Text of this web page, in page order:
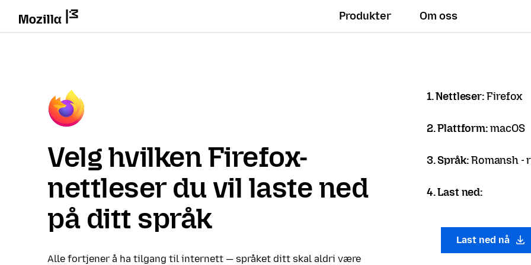
Produkter Om oss
Velg hvilken Firefox-
nettleser du vil laste ned
på ditt språk
Alle fortjener å ha tilgang til internett — språket ditt skal aldri være
1. Nettleser:Firefox
2. Plattform:macOS
3. Språk:Romansh -
4. Last ned:
Last ned nå